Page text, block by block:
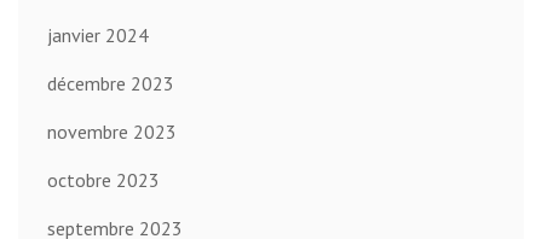
janvier 2024
décembre 2023
novembre 2023
octobre 2023
septembre 2023